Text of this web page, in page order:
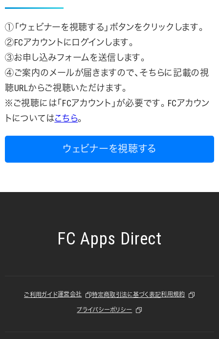
①「ウェビナーを視聴する」ボタンをクリックします。
②FCアカウントにログインします。
③お申し込みフォームを送信します。
④ご案内のメールが届きますので、そちらに記載の視
聴URLからご視聴いただけます。
※ご視聴には「FCアカウント」が必要です。FCアカウン
トについてはこちら。
ウェビナーを視聴する
FC Apps Direct
ご利用ガイド運営会社 特定商取引法に基づく表記利用規約
プライバシーポリシー